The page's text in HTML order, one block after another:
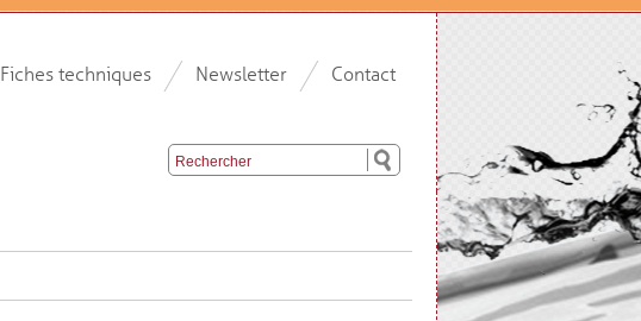
Fiches techniques Newsletter Contact